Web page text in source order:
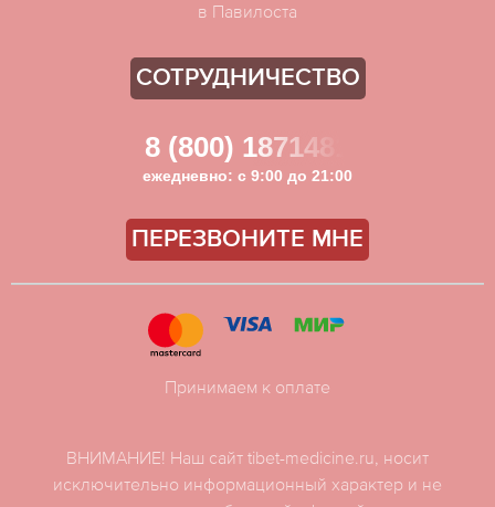
в Павилоста
СОТРУДНИЧЕСТВО
8 (800) 1871481
ежедневно: с 9:00 до 21:00
ПЕРЕЗВОНИТЕ МНЕ
ВНИМАНИЕ! Наш сайт tibet-medicine.ru, носит
исключительно информационный характер и не
Принимаем к оплате